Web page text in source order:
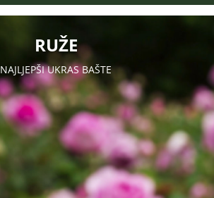
RUŽE
NAJLJEPŠI UKRAS BAŠTE